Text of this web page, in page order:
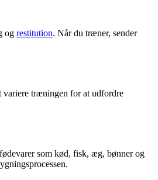
og restitution. Når du træner, sender
træningen for at udfordre
som kød, fisk, æg, bønner og